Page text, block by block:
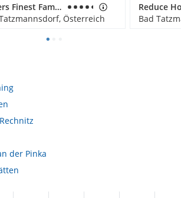
Reiters Finest Family Hotel
Österreich
Bad
der Pinka